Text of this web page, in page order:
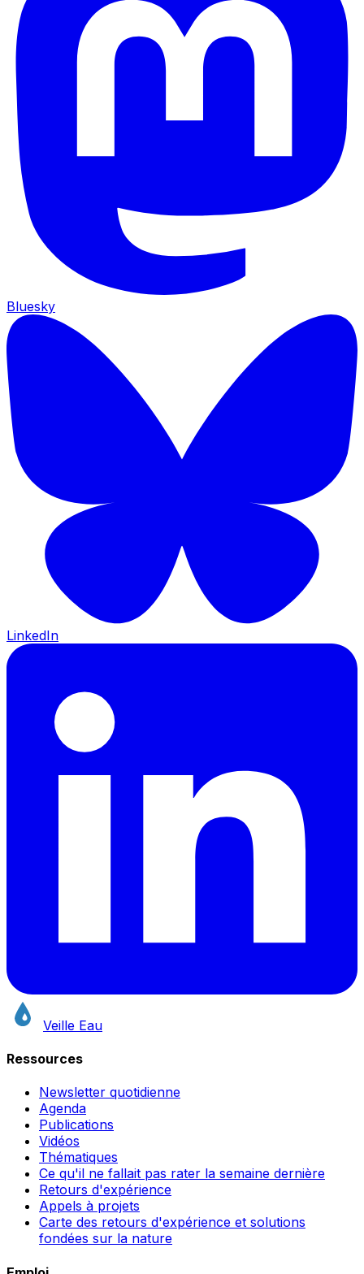
Bluesky
LinkedIn
Veille Eau
Ressources
Newsletter quotidienne
Agenda
Publications
Vidéos
Thématiques
Ce qu'il ne fallait pas rater la semaine dernière
Retours d'expérience
Appels à projets
Carte des retours d'expérience et solutions
fondées sur la nature